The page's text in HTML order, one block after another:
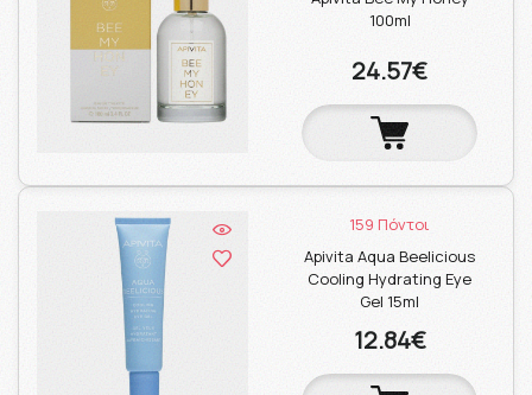
100ml
24.57€
159 Πόντοι
Apivita Aqua Beelicious
Cooling Hydrating Eye
Gel 15ml
12.84€